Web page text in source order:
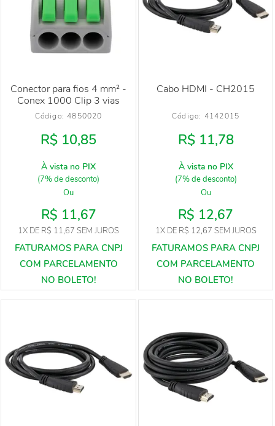
Conector para fios 4 mm² -
Conex 1000 Clip 3 vias
Código: 4850020
R$ 10,85
À vista no PIX
(7% de desconto)
Ou
R$ 11,67
1X DE R$ 11,67 SEM JUROS
Cabo HDMI - CH2015
Código: 4142015
R$ 11,78
À vista no PIX
(7% de desconto)
Ou
R$ 12,67
1XDE R$ 12,67 SEM JUROS